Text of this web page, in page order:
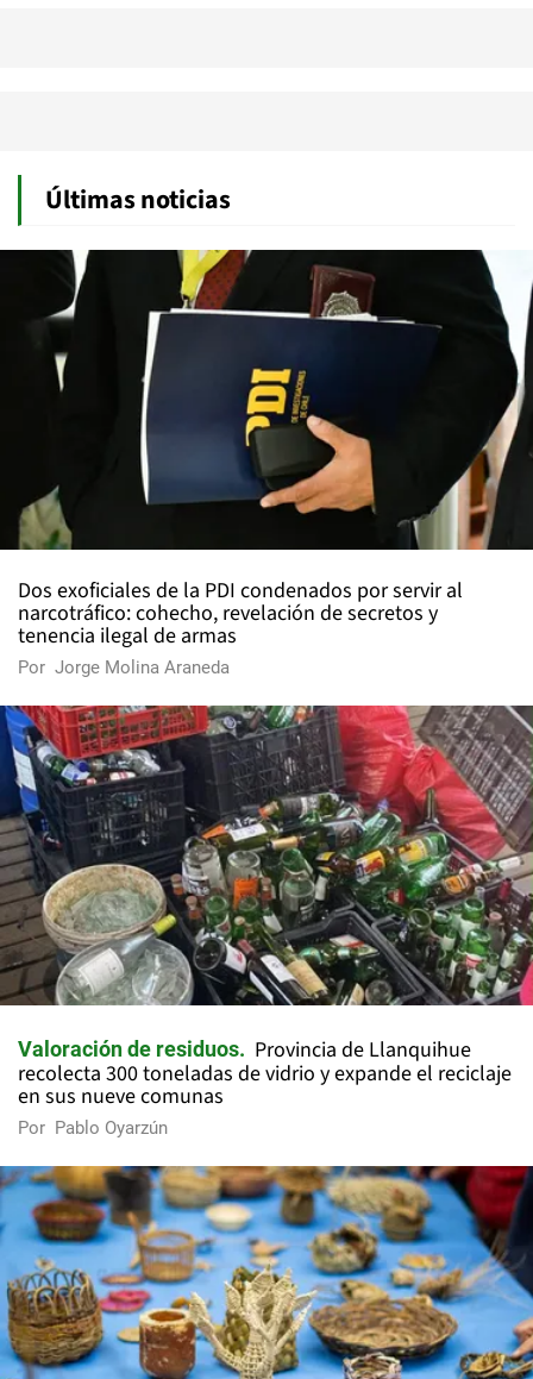
Últimas noticias
Dos exoficiales de la PDI condenados por servir al
narcotráfico: cohecho, revelación de secretos y
tenencia ilegal de armas
Por Jorge Molina Araneda
Valoración de residuos
Provincia de Llanquihue
recolecta 300 toneladas de vidrio y expande el reciclaje
en sus nueve comunas
Por Pablo Oyarzún